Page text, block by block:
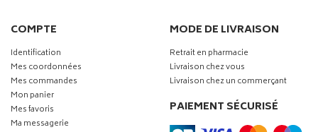
COMPTE
Identification
Mes coordonnées
Mes commandes
Mon panier
Mes favoris
Ma messagerie
MODE DE LIVRAISON
Retrait en pharmacie
Livraison chez vous
Livraison chez un commerçant
PAIEMENT SÉCURISÉ